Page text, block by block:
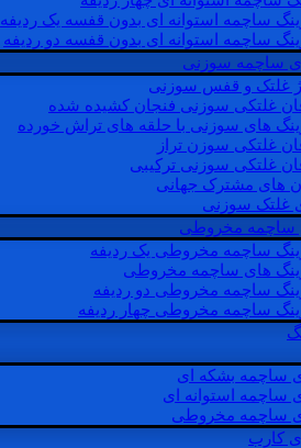
ساچمه استوانه ای بدون قفسه یک ردیفه
ساچمه استوانه ای بدون قفسه دو ردیفه
ساچمه سوزنی
غلتک و قفس سوزنی
غلتکی سوزنی فنجان کشیده شده
های سوزنی با حلقه های تراش خورده
غلتکی سوزن تراز
غلتکی سوزنی ترکیبی
های مشترک جهانی
غلتک سوزنی
ساچمه مخروطی
ساچمه مخروطی یک ردیفه
های ساچمه مخروطی
ساچمه مخروطی دو ردیفه
ساچمه مخروطی چهار ردیفه
ساچمه بشکه ای
ساچمه استوانه ای
ساچمه مخروطی
کارب